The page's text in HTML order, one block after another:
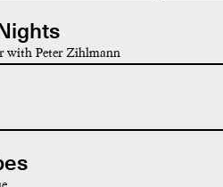
with Peter Zihlmann